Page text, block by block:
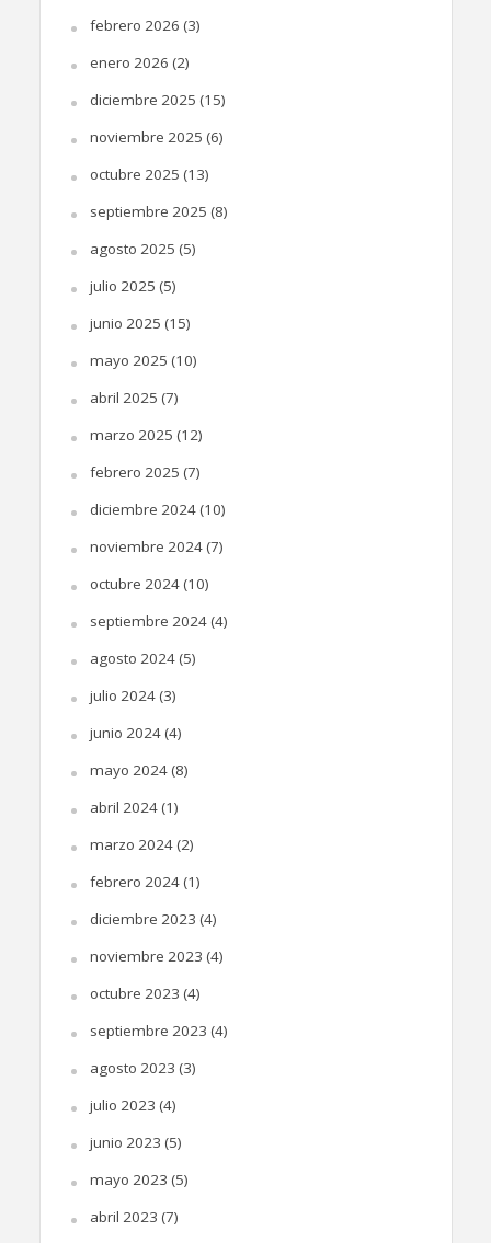
febrero 2026 (3)
enero 2026 (2)
diciembre 2025 (15)
noviembre 2025 (6)
octubre 2025 (13)
septiembre 2025 (8)
agosto 2025 (5)
julio 2025 (5)
junio 2025 (15)
mayo 2025 (10)
abril 2025 (7)
marzo 2025 (12)
febrero 2025 (7)
diciembre 2024(10)
noviembre 2024(7)
octubre 2024(10)
septiembre 2024(4)
agosto 2024(5)
julio 2024(3)
junio 2024(4)
mayo 2024(8)
abril 2024(1)
marzo 2024(2)
febrero 2024(1)
diciembre 2023 (4)
noviembre 2023 (4)
octubre 2023 (4)
septiembre 2023 (4)
agosto 2023 (3)
julio 2023 (4)
junio 2023 (5)
mayo 2023 (5)
abril 2023 (7)